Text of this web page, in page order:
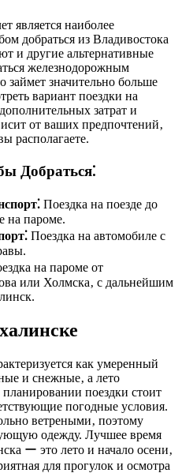
является наиболее
добраться из Владивостока
и другие альтернативные
железнодорожным
займет значительно больше
вариант поездки на
затрат и
от ваших предпочтений‚
располагаете.
Добраться⁚
Поездка на поезде до
на пароме.
Поездка на автомобиле с
на пароме от
или Холмска‚ с дальнейшим
как умеренный
и снежные‚ а лето
поездки стоит
погодные условия.
ветреными‚ поэтому
одежду. Лучшее время
ー это лето и начало осени‚
для прогулок и осмотра